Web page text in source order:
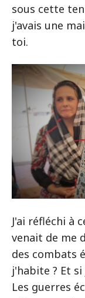
sous cette
j'avais une
toi.
J'ai réfléchi à
venait de me
des combats
j'habite ? Et
Les guerres